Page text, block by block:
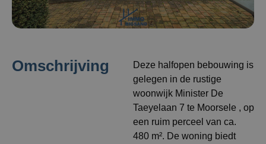
Omschrijving
Deze halfopen bebouwing is
gelegen in de rustige
woonwijk Minister De
Taeyelaan 7 te Moorsele , op
een ruim perceel van ca.
480 m². De woning biedt